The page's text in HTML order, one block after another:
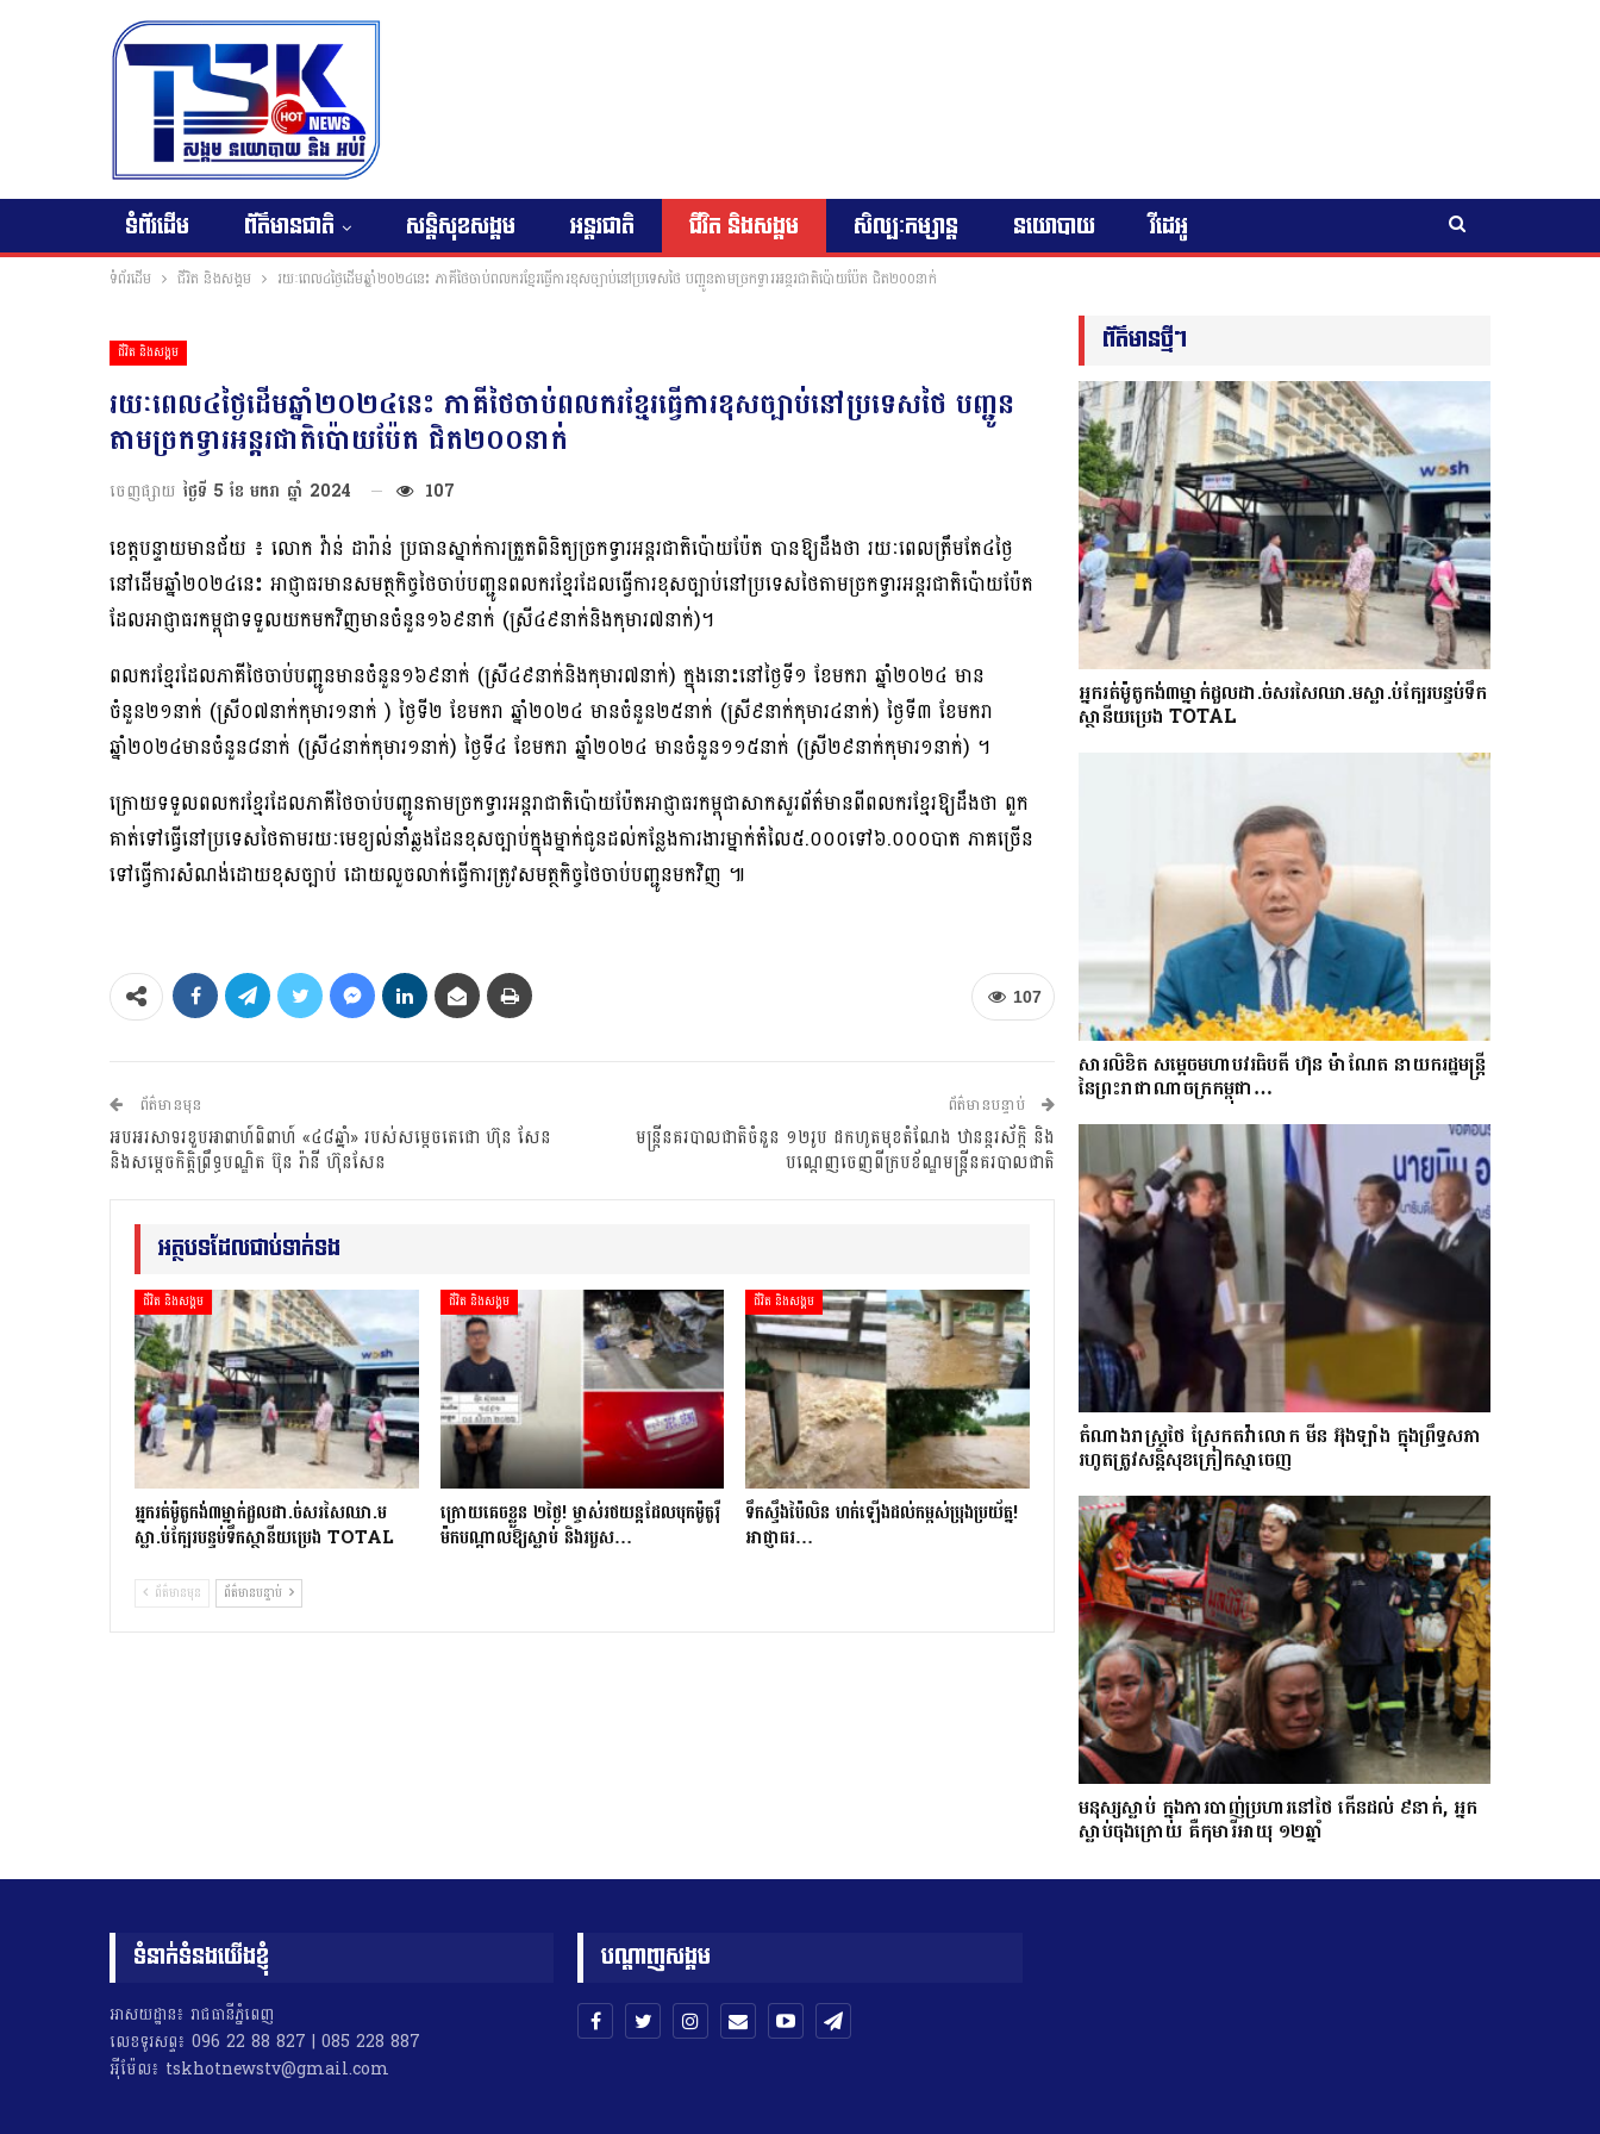
ទំព័រដើម ព័ត៌មានជាតិ សន្តិសុខសង្គម អន្តរជាតិ ជីវិត និងសង្គម សិល្បៈកម្សាន្ត នយោបាយ វីដេអូ
ទំព័រដើម ជីវិត និងសង្គម រយៈពេល៤ថ្ងៃដើមឆ្នាំ២០២៤នេះ ភាគីថៃចាប់ពលករខ្មែរធ្វើការខុសច្បាប់នៅប្រទេសថៃ បញ្ជូនតាមច្រកទ្វារអន្តរជាតិប៉ោយប៉ែត ជិត២០០នាក់
ជីវិត និងសង្គម
រយៈពេល៤ថ្ងៃដើមឆ្នាំ២០២៤នេះ ភាគីថៃចាប់ពលករខ្មែរធ្វើការខុសច្បាប់នៅប្រទេសថៃ បញ្ជូន
តាមច្រកទ្វារអន្តរជាតិប៉ោយប៉ែត ជិត២០០នាក់
ចេញផ្សាយ ថ្ងៃទី 5 ខែ មករា ឆ្នាំ 2024 107
ខេត្តបន្ទាយមានជ័យ ៖ លោក វ៉ាន់ ដារ៉ាន់ ប្រធានស្នាក់ការត្រួតពិនិត្យច្រកទ្វារអន្តរជាតិប៉ោយប៉ែត បានឱ្យដឹងថា រយៈពេលត្រឹមតែ៤ថ្ងៃ
នៅដើមឆ្នាំ២០២៤នេះ អាជ្ញាធរមានសមត្ថកិច្ចថៃចាប់បញ្ជូនពលករខ្មែរដែលធ្វើការខុសច្បាប់នៅប្រទេសថៃតាមច្រកទ្វារអន្តរជាតិប៉ោយប៉ែត
ដែលអាជ្ញាធរកម្ពុជាទទួលយកមកវិញមានចំនួន១៦៩នាក់ (ស្រី៤៩នាក់និងកុមារ៧នាក់)។
ពលករខ្មែរដែលភាគីថៃចាប់បញ្ជូនមានចំនួន១៦៩នាក់ (ស្រី៤៩នាក់និងកុមារ៧នាក់) ក្នុងនោះនៅថ្ងៃទី១ ខែមករា ឆ្នាំ២០២៤ មាន
ចំនួន២១នាក់ (ស្រី០៧នាក់កុមារ១នាក់ ) ថ្ងៃទី២ ខែមករា ឆ្នាំ២០២៤ មានចំនួន២៥នាក់ (ស្រី៩នាក់កុមារ៤នាក់) ថ្ងៃទី៣ ខែមករា
ឆ្នាំ២០២៤មានចំនួន៨នាក់ (ស្រី៤នាក់កុមារ១នាក់) ថ្ងៃទី៤ ខែមករា ឆ្នាំ២០២៤ មានចំនួន១១៥នាក់ (ស្រី២៩នាក់កុមារ១នាក់) ។
ក្រោយទទួលពលករខ្មែរដែលភាគីថៃចាប់បញ្ជូនតាមច្រកទ្វារអន្តរាជាតិប៉ោយប៉ែតអាជ្ញាធរកម្ពុជាសាកសួរព័ត៌មានពីពលករខ្មែរឱ្យដឹងថា ពួក
គាត់ទៅធ្វើនៅប្រទេសថៃតាមរយៈមេខ្យល់នាំឆ្លងដែនខុសច្បាប់ក្នុងម្នាក់ជូនដល់កន្លែងការងារម្នាក់តំលៃ៥.០០០ទៅ៦.០០០បាត ភាគច្រើន
ទៅធ្វើការសំណង់ដោយខុសច្បាប់ ដោយលួចលាក់ធ្វើការត្រូវសមត្ថកិច្ចថៃចាប់បញ្ជូនមកវិញ ៕
107
ព័ត៌មានមុន
អបអរសាទរខួបអាពាហ៍ពិពាហ៍ «៤៨ឆ្នាំ» របស់សម្តេចតេជោ ហ៊ុន សែន
និងសម្តេចកិត្តិព្រឹទ្ធបណ្ឌិត ប៊ុន រ៉ានី ហ៊ុនសែន
ព័ត៌មានបន្ទាប់
មន្ត្រីនគរបាលជាតិចំនួន ១២រូប ដកហូតមុខតំណែង ឋានន្តរស័ក្តិ និង
បណ្ដេញចេញពីក្របខ័ណ្ឌមន្ត្រីនគរបាលជាតិ
អត្ថបទដែលជាប់ទាក់ទង
ជីវិត និងសង្គម
អ្នក​រត់​ម៉ូតូកង់៣​​ម្នាក់​ដួល​ដា.ច់​សរសៃឈា.ម​
ស្លា.ប់​ក្បែរ​បន្ទប់ទឹក​ស្ថានីយ​ប្រេង ​TOTAL
ជីវិត និងសង្គម
ក្រោយ​គេចខ្លួន ២​ថ្ងៃ​! ម្ចាស់​រថយន្ត​ដែល​បុក​ម៉ូតូ​រ៉ឺ​
ម៉ក​បណ្តាល​ឱ្យ​ស្លាប់ និង​របួស…
ជីវិត និងសង្គម
ទឹកស្ទឹងប៉ៃលិន ហក់ឡើងដល់កម្ពស់ប្រុងប្រយ័ត្ន!
អាជ្ញាធរ…
ព័ត៌មានមុន ព័ត៌មានបន្ទាប់
ព័ត៌មានថ្មីៗ
អ្នក​រត់​ម៉ូតូកង់៣​​ម្នាក់​ដួល​ដា.ច់​សរសៃឈា.ម​ស្លា.ប់​ក្បែរ​បន្ទប់ទឹក​
ស្ថានីយ​ប្រេង ​TOTAL
សារលិខិត សម្តេចមហាបវរធិបតី ហ៊ុន ម៉ាណែត នាយករដ្ឋមន្ត្រី
នៃព្រះរាជាណាចក្រកម្ពុជា…
តំណាងរាស្ត្រថៃ ស្រែកតវ៉ាលោក មីន អ៊ុងឡាំង ក្នុងព្រឹទ្ធសភា
រហូតត្រូវសន្តិសុខក្រៀកស្មាចេញ
មនុស្សស្លាប់ ក្នុងការបាញ់ប្រហារនៅថៃ កើនដល់ ៩នាក់, អ្នក
ស្លាប់ចុងក្រោយ គឺកុមារីអាយុ ១២ឆ្នាំ
ទំនាក់ទំនងយើងខ្ញុំ
អាសយដ្ឋាន៖ រាជធានីភ្នំពេញ
លេខទូរសព្ទ៖ 096 22 88 827 | 085 228 887
អុីម៉ែល៖ tskhotnewstv@gmail.com
បណ្តាញសង្គម